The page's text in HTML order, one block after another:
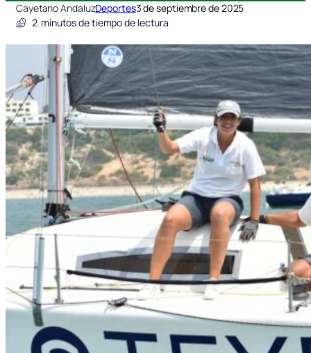
Cayetano AndaluzDeportes3 de septiembre de 2025
2 minutos de tiempo de lectura